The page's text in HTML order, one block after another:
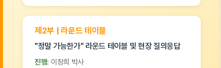
제2부 | 라운드 테이블
"정말 가능한가" 라운드 테이블 및 현장 질의응답
진행: 이창희 박사